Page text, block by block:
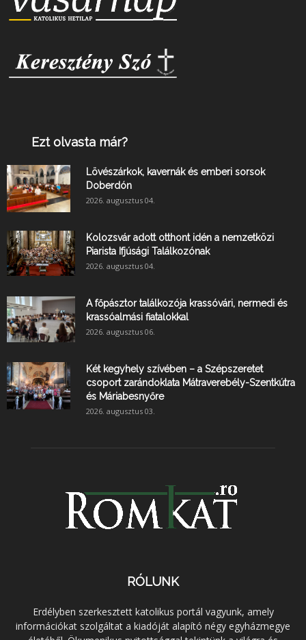
Ezt olvasta már?
Lövészárkok, kavernák és emberi sorsok
Doberdón
2026. augusztus 04.
Kolozsvár adott otthont idén a nemzetközi
Piarista Ifjúsági Találkozónak
2026. augusztus 04.
A főpásztor találkozója krassóvári, nermedi és
krassóalmási fiatalokkal
2026. augusztus 06.
Két kegyhely szívében – a Szépszeretet
csoport zarándoklata Mátraverebély-Szentkútra
és Máriabesnyőre
2026. augusztus 03.
RÓLUNK
Erdélyben szerkesztett katolikus portál vagyunk, amely
információkat szolgáltat a kiadóját alapító négy egyházmegye